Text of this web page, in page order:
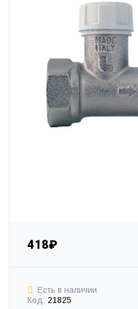
418₽
Есть в наличии
Код: 21825